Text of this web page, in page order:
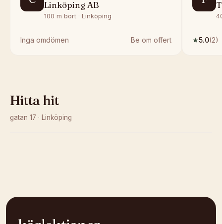
Linköping AB
100 m bort · Linköping
Inga omdömen Be om offert ★5.0(2)
Hitta hit
gatan 17 · Linköping